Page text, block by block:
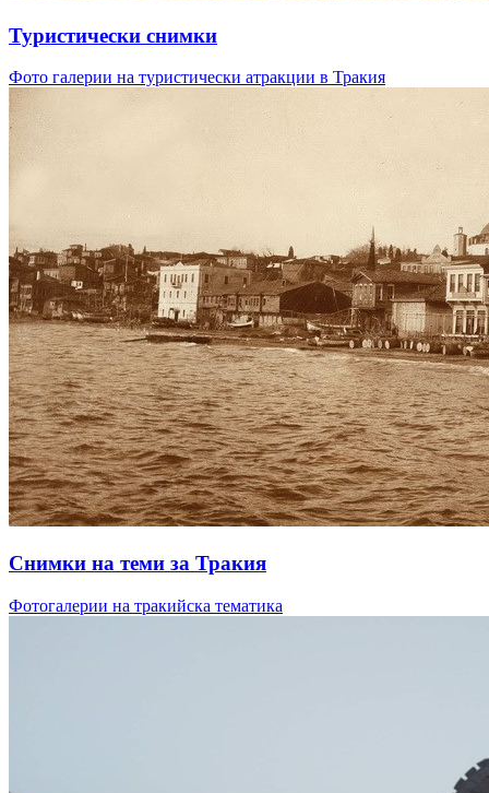
Туристически снимки
Фото галерии на туристически атракции в Тракия
Снимки на теми за Тракия
Фотогалерии на тракийска тематика